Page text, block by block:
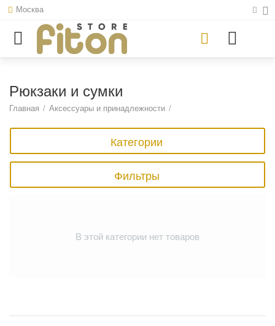
Москва
Рюкзаки и сумки
Главная / Аксессуары и принадлежности /
Категории
Фильтры
В этой категории нет товаров